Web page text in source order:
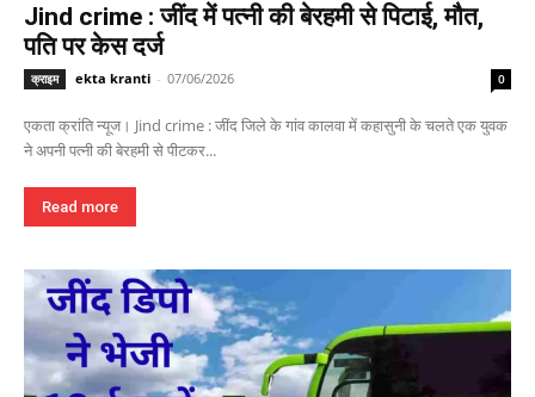
Jind crime : जींद में पत्नी की बेरहमी से पिटाई, मौत,
पति पर केस दर्ज
क्राइम ekta kranti - 07/06/2026 0
एकता क्रांति न्यूज। Jind crime : जींद जिले के गांव कालवा में कहासुनी के चलते एक युवक
ने अपनी पत्नी की बेरहमी से पीटकर...
Read more